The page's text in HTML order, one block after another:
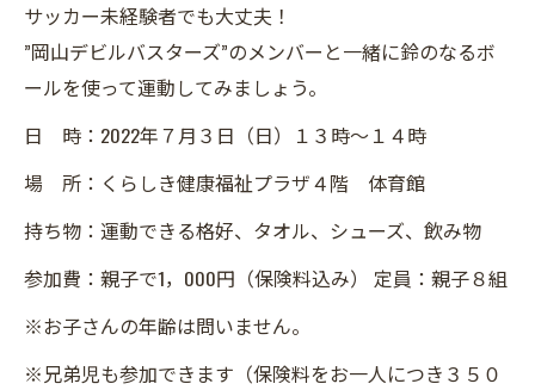
サッカー未経験者でも大丈夫！
”岡山デビルバスターズ”のメンバーと一緒に鈴のなるボ
ールを使って運動してみましょう。
日 時：2022年７月３日（日）１３時～１４時
場 所：くらしき健康福祉プラザ４階 体育館
持ち物：運動できる格好、タオル、シューズ、飲み物
参加費：親子で1，000円（保険料込み） 定員：親子８組
※お子さんの年齢は問いません。
※兄弟児も参加できます（保険料をお一人につき３５０